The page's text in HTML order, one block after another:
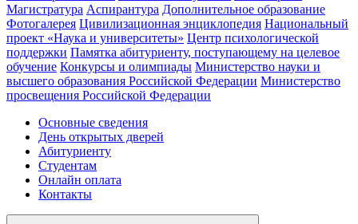
Магистратура Аспирантура Дополнительное образование
Фотогалерея Цивилизационная энциклопедия Национальный
проект «Наука и университеты» Центр психологической
поддержки Памятка абитуриенту, поступающему на целевое
обучение Конкурсы и олимпиады Министерство науки и
высшего образования Российской Федерации Министерство
просвещения Российской Федерации
Основные сведения
День открытых дверей
Абитуриенту
Студентам
Онлайн оплата
Контакты